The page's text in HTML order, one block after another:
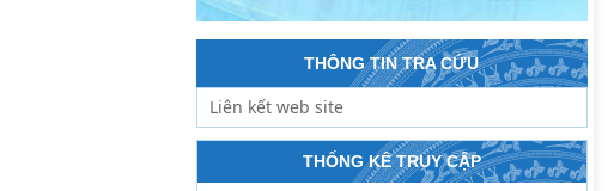
THÔNG TIN TRA CỨU
THỐNG KÊ TRUY CẬP